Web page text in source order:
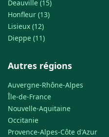
Deauville (15)
Honfleur (13)
Lisieux (12)
Dieppe (11)
Autres régions
Auvergne-Rhône-Alpes
Île-de-France
Nouvelle-Aquitaine
Occitanie
Provence-Alpes-Côte d'Azur